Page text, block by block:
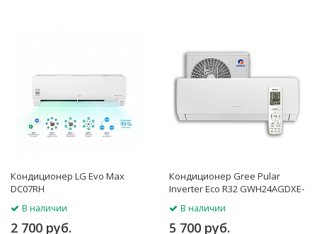
Кондиционер LG Evo Max
DC07RH
В наличии
2 700 руб.
Кондиционер Gree Pular
Inverter Eco R32 GWH24AGDXE-
В наличии
5 700 руб.